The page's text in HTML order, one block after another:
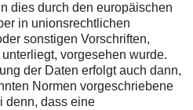
dies durch den europäischen
in unionsrechtlichen
sonstigen Vorschriften,
vorgesehen wurde.
der Daten erfolgt auch dann,
Normen vorgeschriebene
denn, dass eine